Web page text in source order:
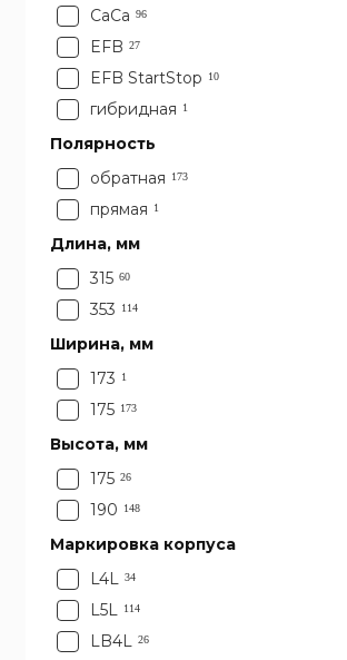
90 11
92 4
95 24
96 1
CaCa 96
EFB 27
EFB StartStop 10
гибридная 1
Полярность
обратная
173
прямая 1
Длина, мм
315 60
353 114
Ширина, мм
173
1
175 173
Высота, мм
175 26
190 148
Маркировка корпуса
L4L 34
L5L 114
LB4L 26